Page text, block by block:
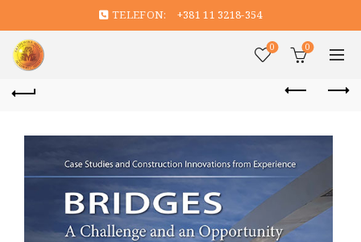
TELEFON: +381 11 3218-354
0 0